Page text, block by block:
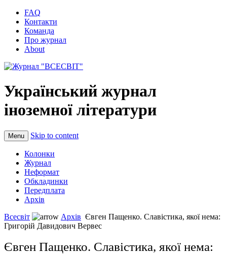
FAQ
Контакти
Команда
Про журнал
About
Український журнал
іноземної літератури
Menu Skip to content
Колонки
Журнал
Неформат
Обкладинки
Передплата
Архів
Всесвіт
Архів Євген Пащенко. Славістика, якої нема:
Григорій Давидович Вервес
Євген Пащенко. Славістика, якої нема: